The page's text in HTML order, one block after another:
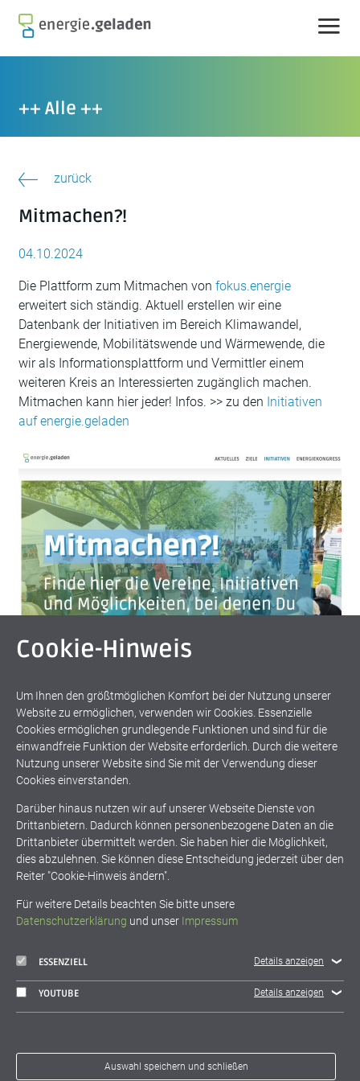
content++ Alle ++
zurück
Mitmachen?!
04.10.2024
Die Plattform zum Mitmachen von fokus.energie
erweitert sich ständig. Aktuell erstellen wir eine
Datenbank der Initiativen im Bereich Klimawandel,
Energiewende, Mobilitätswende und Wärmewende, die
wir als Informationsplattform und Vermittler einem
weiteren Kreis an Interessierten zugänglich machen.
Mitmachen kann hier jeder! Infos. >> zu den Initiativen
auf energie.geladen
Screenshot
Energiegeladen
Klimaschutzkonzept Klimawandel
Nachhaltigkeit
fokus.energie e.V.
D-76131 Karlsruhe
Cookie-Hinweis
Um Ihnen den größtmöglichen Komfort bei der Nutzung unserer
Website zu ermöglichen, verwenden wir Cookies. Essenzielle
Cookies ermöglichen grundlegende Funktionen und sind für die
einwandfreie Funktion der Website erforderlich. Durch die weitere
Nutzung unserer Website sind Sie mit der Verwendung dieser
Cookies einverstanden.
Darüber hinaus nutzen wir auf unserer Webseite Dienste von
Drittanbietern. Dadurch können personenbezogene Daten an die
Drittanbieter übermittelt werden. Sie haben hier die Möglichkeit,
dies abzulehnen. Sie können diese Entscheidung jederzeit über den
Reiter "Cookie-Hinweis ändern".
Für weitere Details beachten Sie bitte unsere
Datenschutzerklärung und unser Impressum
ESSENZIELL Details anzeigen
YOUTUBE Details anzeigen
Auswahl speichern und schließen